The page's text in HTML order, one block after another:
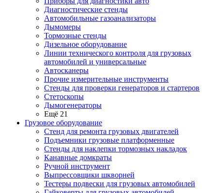
Диагностические стенды
Автомобильные газоанализаторы
Дымомеры
Тормозные стенды
Дизельное оборудование
Линии технического контроля для грузовых
автомобилей и универсальные
Автосканеры
Прочие измерительные инструменты
Стенды для проверки генераторов и стартеров
Стетоскопы
Дымогенераторы
Ещё 21
Грузовое оборудование
Стенд для ремонта грузовых двигателей
Подъемники грузовые платформенные
Стенды для наклепки тормозных накладок
Канавные домкраты
Ручной инструмент
Выпрессовщики шкворней
Тестеры подвески для грузовых автомобилей